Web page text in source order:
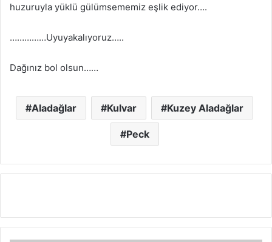
huzuruyla yüklü gülümsememiz eşlik ediyor….
……………Uyuyakalıyoruz…..
Dağınız bol olsun……
Aladağlar Kulvar Kuzey Aladağlar
Peck